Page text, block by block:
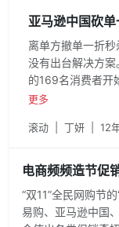
亚马逊中国砍
离单方撤单一折
没有出台解决方
的169名消费者开
师
更多
滚动 丁妍 12
电商频频造节促
“双11”全民网购节
易购、亚马逊中国